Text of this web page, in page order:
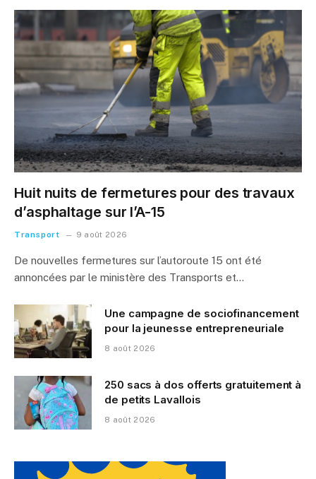
Huit nuits de fermetures pour des travaux
d’asphaltage sur l’A-15
Transport 9 août 2026
De nouvelles fermetures sur l’autoroute 15 ont été
annoncées par le ministère des Transports et…
Une campagne de sociofinancement
pour la jeunesse entrepreneuriale
8 août 2026
250 sacs à dos offerts gratuitement à
de petits Lavallois
8 août 2026